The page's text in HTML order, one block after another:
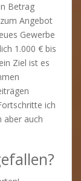
Betrag
Angebot
Gewerbe
1.000 € bis
Ziel ist es
ich
aber auch